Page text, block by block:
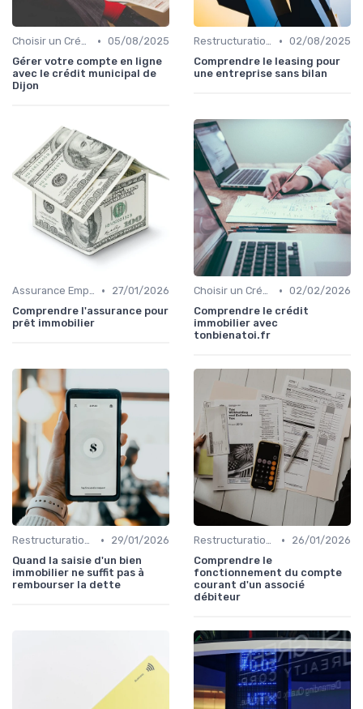
Choisir un Crédit Immobilier • 05/08/2025
Gérer votre compte en ligne
avec le crédit municipal de
Dijon
Restructuration de Dettes • 02/08/2025
Comprendre le leasing pour
une entreprise sans bilan
Assurance Emprunteur •
27/01/2026
Comprendre l'assurance pour
prêt immobilier
Choisir un Crédit Immobilier • 02/02/2026
Comprendre le crédit
immobilier avec
tonbienatoi.fr
Restructuration de Dettes •
29/01/2026
Quand la saisie d'un bien
immobilier ne suffit pas à
rembourser la dette
Restructuration de Dettes •
26/01/2026
Comprendre le
fonctionnement du compte
courant d'un associé
débiteur